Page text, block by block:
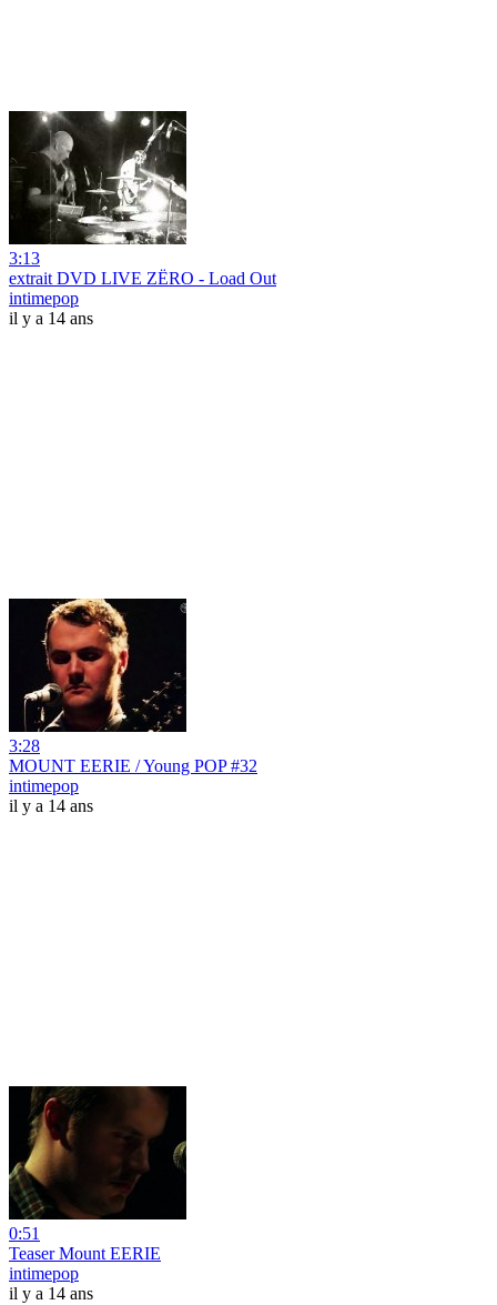
3:13
extrait DVD LIVE ZËRO - Load Out
intimepop
il y a 14 ans
3:28
MOUNT EERIE / Young POP #32
intimepop
il y a 14 ans
0:51
Teaser Mount EERIE
intimepop
il y a 14 ans